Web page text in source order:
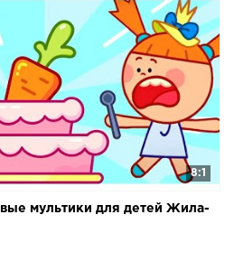
8:1
мультики для детей Жила-